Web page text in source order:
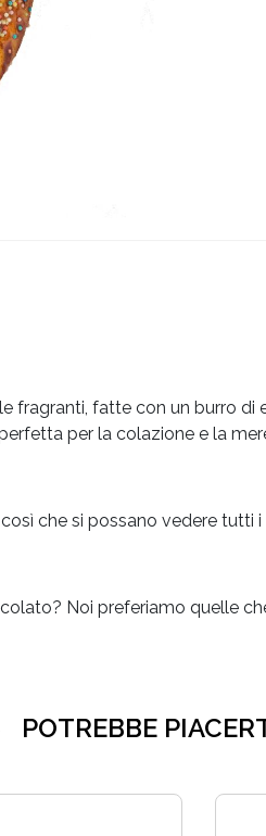
fatte con un burro
perfetta per la colazione e la
che si possano vedere tutti
Noi preferiamo quelle
POTREBBE